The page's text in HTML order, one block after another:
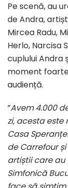
Pe scenă, au
de Andra,
Mircea Radu,
Herlo, Narcisa
cuplului Andra
moment
audiență.
”Avem 4.000
zi, acesta este
Casa
de Carrefour
artiștii care au
Simfonică